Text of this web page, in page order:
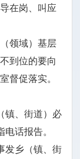
在岗、叫应
领域）基层
到位的要向
督促落实。
镇、街道）必
话报告。
发乡（镇、街